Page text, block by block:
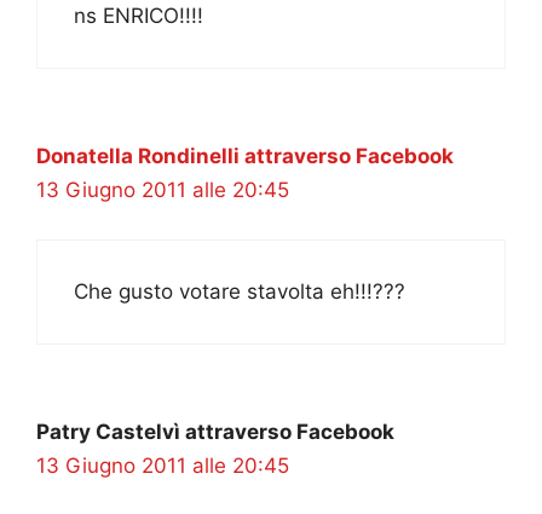
ns ENRICO!!!!
Donatella Rondinelli attraverso Facebook
13 Giugno 2011 alle 20:45
Che gusto votare stavolta eh!!!???
Patry Castelvì attraverso Facebook
13 Giugno 2011 alle 20:45